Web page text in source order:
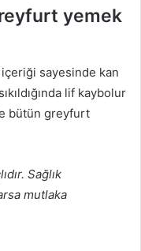
yemek
sayesinde kan
lif kaybolur
bütün greyfurt
Sağlık
mutlaka